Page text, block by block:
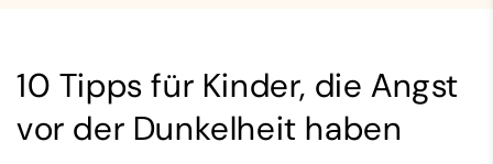
10 Tipps für Kinder, die Angst
vor der Dunkelheit haben